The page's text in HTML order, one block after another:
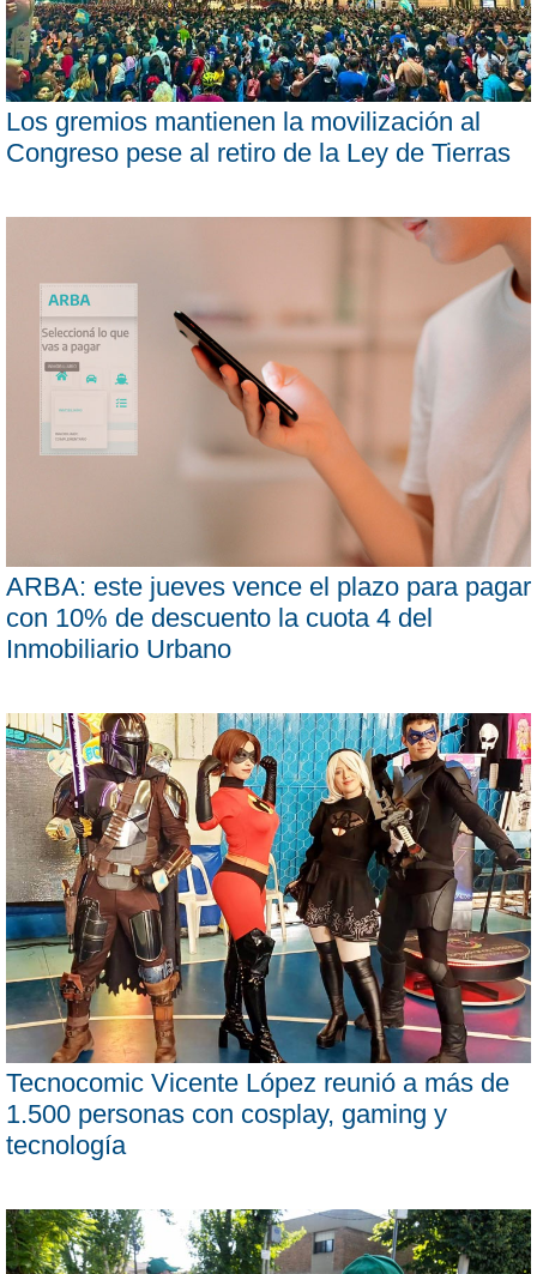
Los gremios mantienen la movilización al
Congreso pese al retiro de la Ley de Tierras
ARBA: este jueves vence el plazo para pagar
con 10% de descuento la cuota 4 del
Inmobiliario Urbano
Tecnocomic Vicente López reunió a más de
1.500 personas con cosplay, gaming y
tecnología